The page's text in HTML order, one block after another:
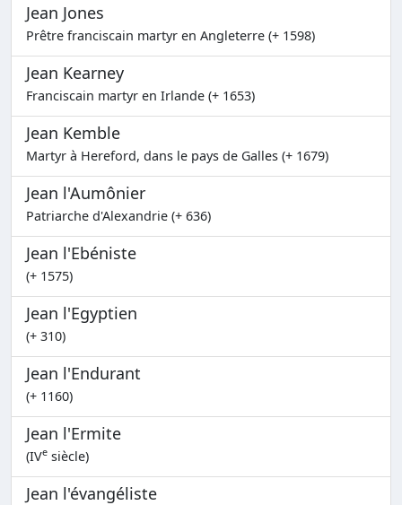
Jean Jones
Prêtre franciscain martyr en Angleterre (+ 1598)
Jean Kearney
Franciscain martyr en Irlande (+ 1653)
Jean Kemble
Martyr à Hereford, dans le pays de Galles (+ 1679)
Jean l'Aumônier
Patriarche d'Alexandrie (+ 636)
Jean l'Ebéniste
(+ 1575)
Jean l'Egyptien
(+ 310)
Jean l'Endurant
(+ 1160)
Jean l'Ermite
(IVe siècle)
Jean l'évangéliste